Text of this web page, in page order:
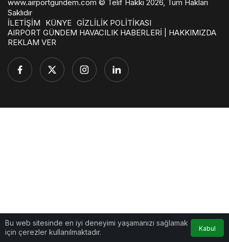
Bu web sitesinde en iyi deneyimi yaşamanızı sağlamak
için çerezler kullanılmaktadır.
Kabul
www.airportgundem.com © Telif Hakkı 2026, Tüm Hakları
Saklıdır
İLETİŞİM
KÜNYE GİZLİLİK POLİTİKASI
AIRPORT GÜNDEM HAVACILIK HABERLERİ | HAKKIMIZDA
REKLAM VER